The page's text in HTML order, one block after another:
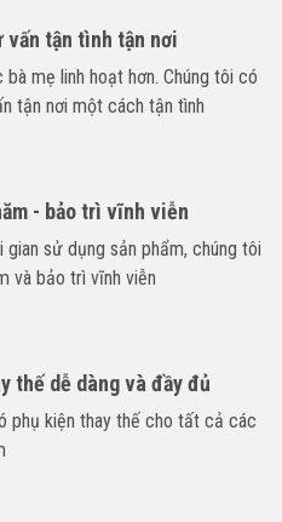
vấn tận tình tận nơi
bà mẹ linh hoạt hơn. Chúng tôi có
tận nơi một cách tận tình
- bảo trì vĩnh viễn
gian sử dụng sản phẩm, chúng tôi
và bảo trì vĩnh viễn
thế dễ dàng và đầy đủ
phụ kiện thay thế cho tất cả các